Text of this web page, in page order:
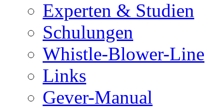
Experten & Studien
Schulungen
Whistle-Blower-Line
Links
Gever-Manual